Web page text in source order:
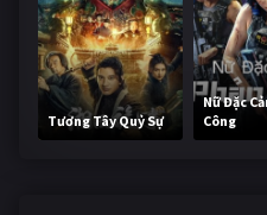
Tương Tây Quỷ Sự
Nữ Đặc
Công